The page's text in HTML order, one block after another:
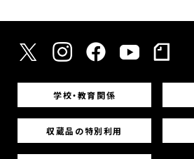
学校・教育関係
収蔵品の特別利用